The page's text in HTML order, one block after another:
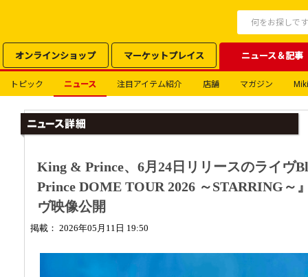
オンラインショップ マーケットプレイス ニュース＆記事
トピック ニュース 注目アイテム紹介 店舗 マガジン
King & Prince、6月24日リリースのライヴ
Prince DOME TOUR 2026 ～STARRING～
ヴ映像公開
掲載： 2026年05月11日 19:50